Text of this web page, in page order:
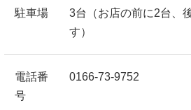
駐車場
3台（お店の前に2台、
す）
電話番
号
0166-73-9752